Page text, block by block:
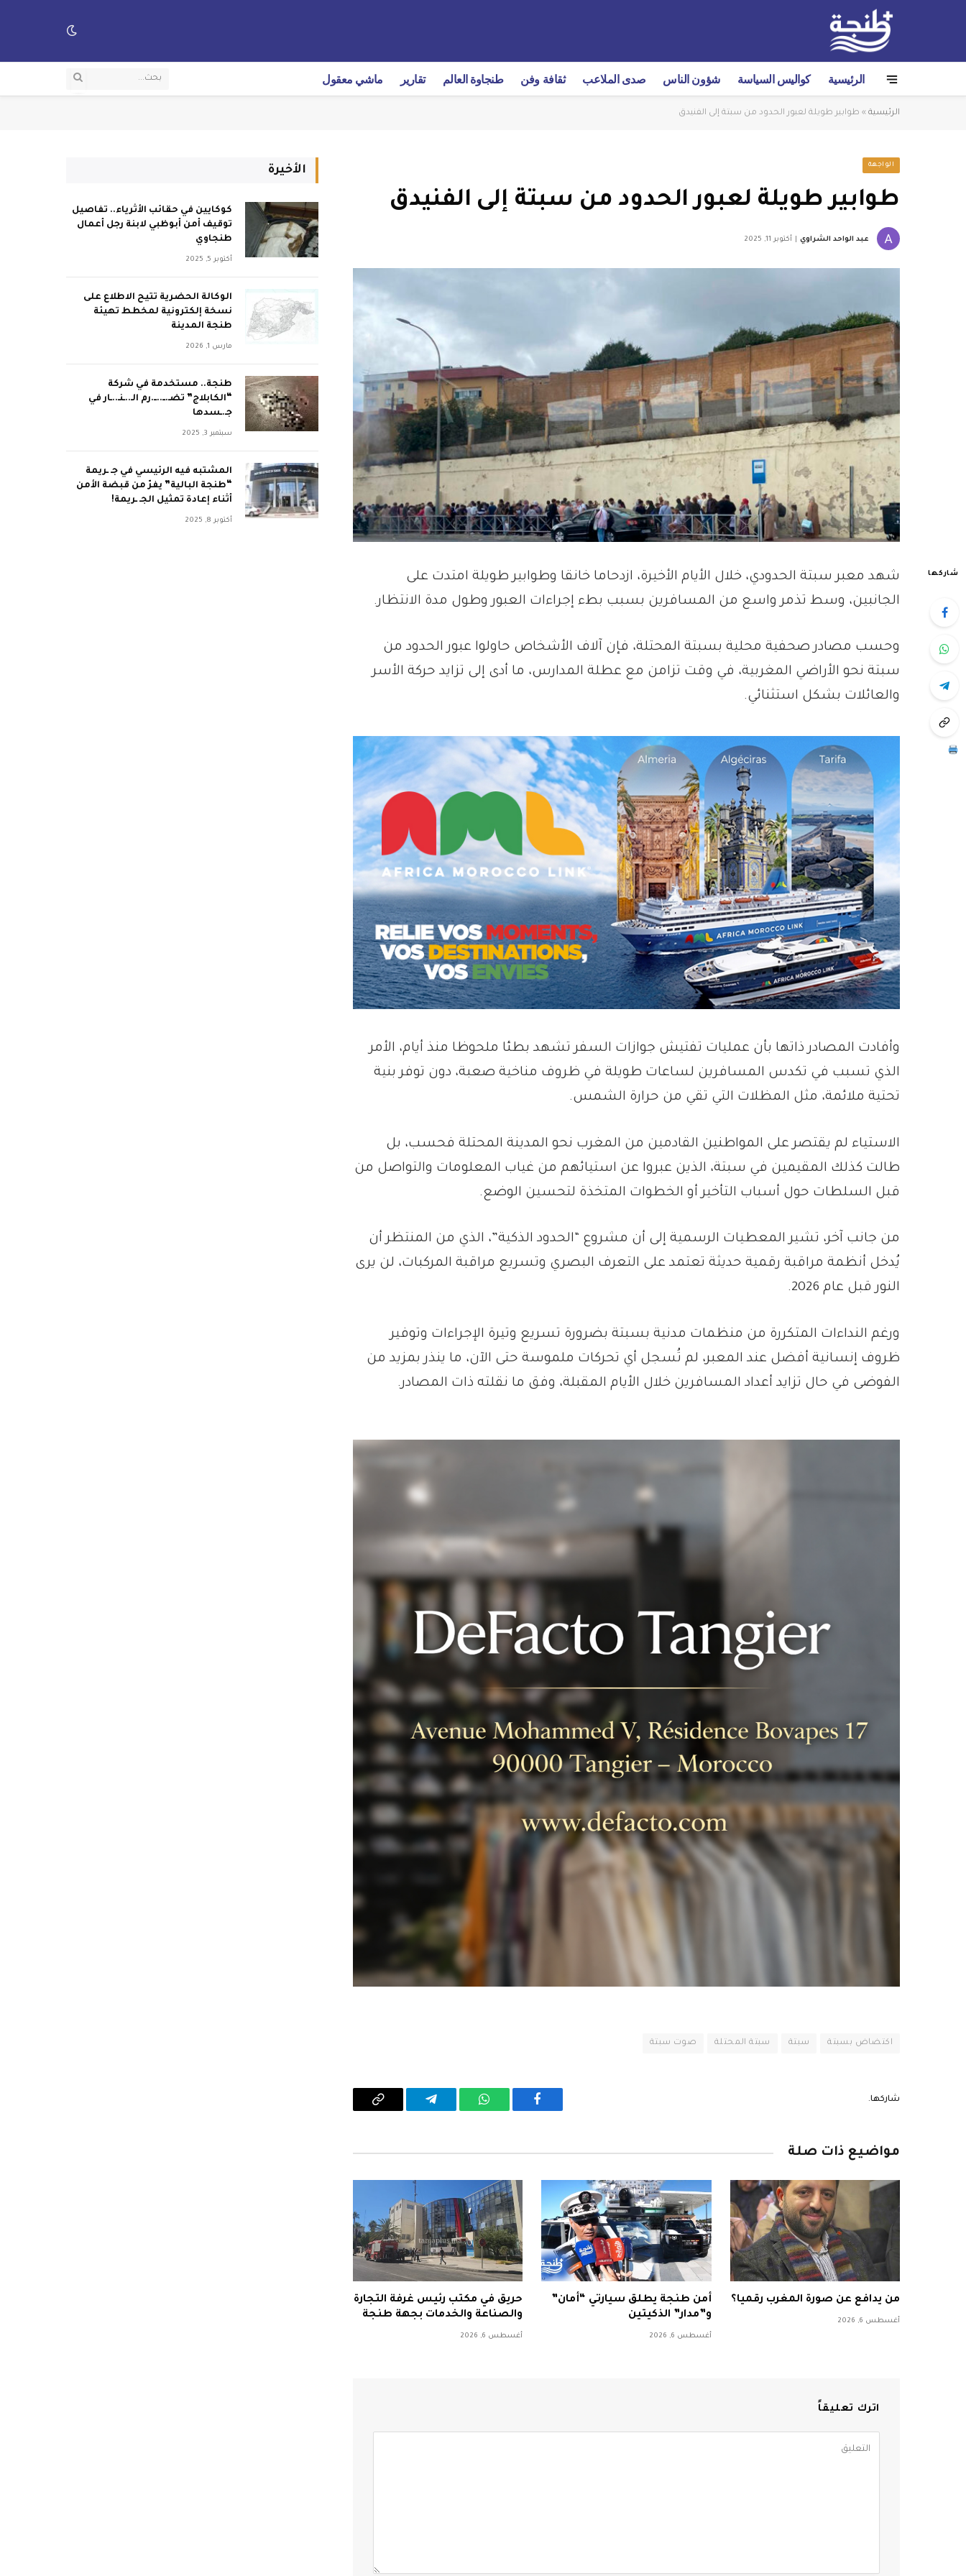
الرئيسية كواليس السياسة شؤون الناس صدى الملاعب ثقافة وفن طنجاوة العالم تقارير ماشي معقول
الرئيسية » طوابير طويلة لعبور الحدود من سبتة إلى الفنيدق
الواجهة
طوابير طويلة لعبور الحدود من سبتة إلى الفنيدق
عبد الواحد الشراوي أكتوبر 11, 2025
شاركها
شهد معبر سبتة الحدودي، خلال الأيام الأخيرة، ازدحاما خانقا وطوابير طويلة امتدت على
الجانبين، وسط تذمر واسع من المسافرين بسبب بطء إجراءات العبور وطول مدة الانتظار.
وحسب مصادر صحفية محلية بسبتة المحتلة، فإن آلاف الأشخاص حاولوا عبور الحدود من
سبتة نحو الأراضي المغربية، في وقت تزامن مع عطلة المدارس، ما أدى إلى تزايد حركة الأسر
والعائلات بشكل استثنائي.
وأفادت المصادر ذاتها بأن عمليات تفتيش جوازات السفر تشهد بطئا ملحوظا منذ أيام، الأمر
الذي تسبب في تكدس المسافرين لساعات طويلة في ظروف مناخية صعبة، دون توفر بنية
تحتية ملائمة، مثل المظلات التي تقي من حرارة الشمس.
الاستياء لم يقتصر على المواطنين القادمين من المغرب نحو المدينة المحتلة فحسب، بل
طالت كذلك المقيمين في سبتة، الذين عبروا عن استيائهم من غياب المعلومات والتواصل من
قبل السلطات حول أسباب التأخير أو الخطوات المتخذة لتحسين الوضع.
من جانب آخر، تشير المعطيات الرسمية إلى أن مشروع “الحدود الذكية”، الذي من المنتظر أن
يُدخل أنظمة مراقبة رقمية حديثة تعتمد على التعرف البصري وتسريع مراقبة المركبات، لن يرى
النور قبل عام 2026.
ورغم النداءات المتكررة من منظمات مدنية بسبتة بضرورة تسريع وتيرة الإجراءات وتوفير
ظروف إنسانية أفضل عند المعبر، لم تُسجل أي تحركات ملموسة حتى الآن، ما ينذر بمزيد من
الفوضى في حال تزايد أعداد المسافرين خلال الأيام المقبلة، وفق ما نقلته ذات المصادر.
اكتضاض بسبتة سبتة سبتة المحتلة صوت سبتة
شاركها.
فيسبوك واتساب تيلقرام
Copy
مواضيع ذات صلة
من يدافع عن صورة المغرب رقميا؟
أغسطس 6, 2026
أمن طنجة يطلق سيارتي “أمان”
و”مدار” الذكيتين
أغسطس 6, 2026
حريق في مكتب رئيس غرفة التجارة
والصناعة والخدمات بجهة طنجة
أغسطس 6, 2026
اترك تعليقاً
الأخيرة
كوكايين في حقائب الأثرياء.. تفاصيل
توقيف أمن أبوظبي لابنة رجل أعمال
طنجاوي
أكتوبر 5, 2025
الوكالة الحضرية تتيح الاطلاع على
نسخة إلكترونية لمخطط تهيئة
طنجة المدينة
مارس 1, 2026
طنجة.. مستخدمة في شركة
“الكابلاج” تضـ.ــ..ــ.رم الـ..ـنـ..ـار في
جـ.ـسدها
سبتمبر 3, 2025
المشتبه فيه الرئيسي في جـ ـريمة
“طنجة البالية” يفرّ من قبضة الأمن
أثناء إعادة تمثيل الجـ ـريمة!
أكتوبر 8, 2025